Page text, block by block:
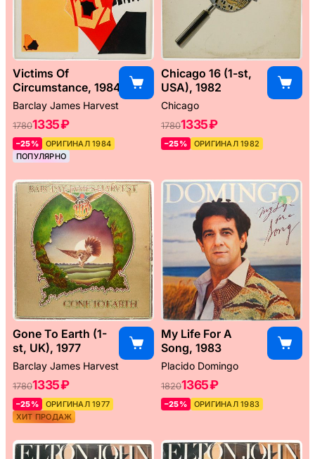
Victims Of
Circumstance, 1984
Barclay James Harvest
17801335 ₽
–25%
ОРИГИНАЛ 1984
ПОПУЛЯРНО
Chicago 16 (1-st,
USA), 1982
Chicago
17801335 ₽
–25% ОРИГИНАЛ 1982
Gone To Earth (1-
st, UK), 1977
Barclay James Harvest
17801335 ₽
–25%
ОРИГИНАЛ 1977
ХИТ ПРОДАЖ
My Life For A
Song, 1983
Placido Domingo
18201365 ₽
–25% ОРИГИНАЛ 1983